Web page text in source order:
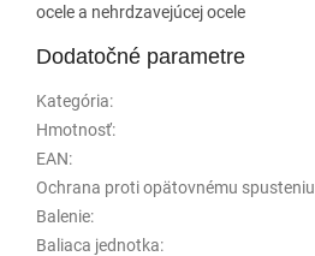
ocele a nehrdzavejúcej ocele
Dodatočné parametre
Kategória:
Hmotnosť:
EAN:
Ochrana proti opätovnému spusteniu
Balenie:
Baliaca jednotka: